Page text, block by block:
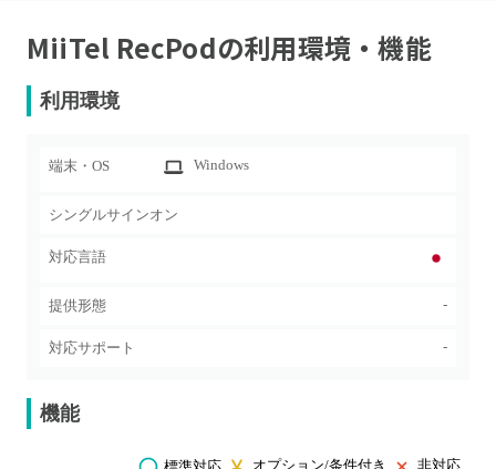
MiiTel RecPodの利用環境・機能
利用環境
端末・OS Windows
シングルサインオン
対応言語
提供形態 -
対応サポート -
機能
オプション/条件付き 非対応